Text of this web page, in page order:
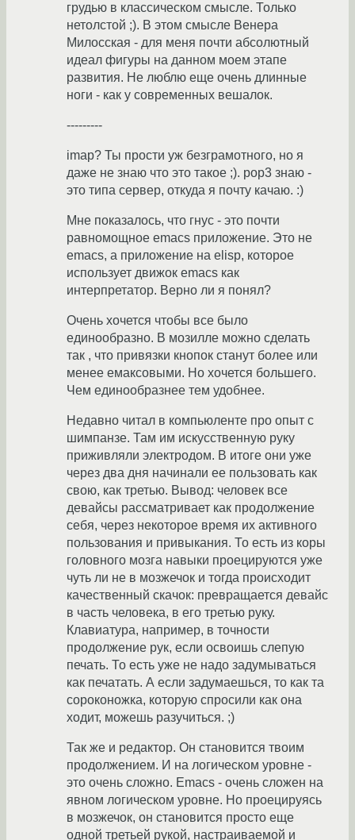
грудью в классическом смысле. Только
нетолстой ;). В этом смысле Венера
Милосская - для меня почти абсолютный
идеал фигуры на данном моем этапе
развития. Не люблю еще очень длинные
ноги - как у современных вешалок.
---------
imap? Ты прости уж безграмотного, но я
даже не знаю что это такое ;). pop3 знаю -
это типа сервер, откуда я почту качаю. :)
Мне показалось, что гнус - это почти
равномощное emacs приложение. Это не
emacs, а приложение на elisp, которое
использует движок emacs как
интерпретатор. Верно ли я понял?
Очень хочется чтобы все было
единообразно. В мозилле можно сделать
так , что привязки кнопок станут более или
менее емаксовыми. Но хочется большего.
Чем единообразнее тем удобнее.
Недавно читал в компьюленте про опыт с
шимпанзе. Там им искусственную руку
приживляли электродом. В итоге они уже
через два дня начинали ее пользовать как
свою, как третью. Вывод: человек все
девайсы рассматривает как продолжение
себя, через некоторое время их активного
пользования и привыкания. То есть из коры
головного мозга навыки проецируются уже
чуть ли не в мозжечок и тогда происходит
качественный скачок: превращается девайс
в часть человека, в его третью руку.
Клавиатура, например, в точности
продолжение рук, если освоишь слепую
печать. То есть уже не надо задумываться
как печатать. А если задумаешься, то как та
сороконожка, которую спросили как она
ходит, можешь разучиться. ;)
Так же и редактор. Он становится твоим
продолжением. И на логическом уровне -
это очень сложно. Emacs - очень сложен на
явном логическом уровне. Но проецируясь
в мозжечок, он становится просто еще
одной третьей рукой, настраиваемой и